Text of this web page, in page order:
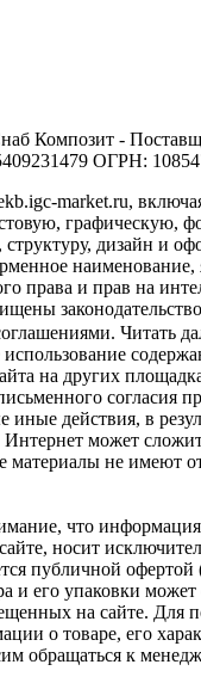
Композит -
ОГРН:
market.ru,
графическую,
дизайн и
наименование,
права и прав на
Читать
на других
согласия
действия, в
Интернет может
материалы не имеют
что информация
носит
публичной
и его упаковки может
на сайте. Для
о товаре, его
обращаться к